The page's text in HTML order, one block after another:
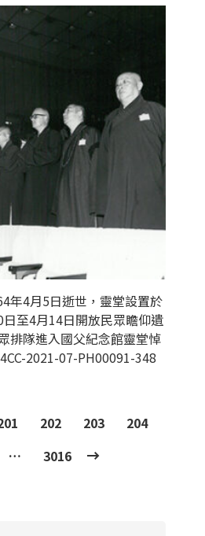
年4月5日逝世，靈堂設置於
至4月14日開放民眾瞻仰遺
排隊進入國父紀念館靈堂悼
2021-07-PH00091-348
202 203
204
… 3016